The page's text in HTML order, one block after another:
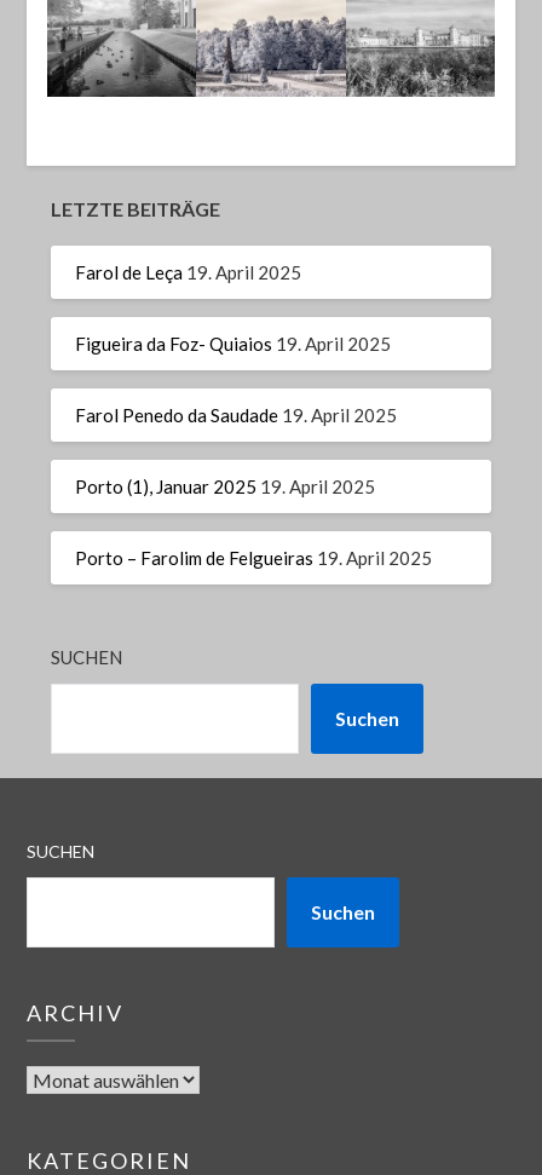
LETZTE BEITRÄGE
Farol de Leça 19. April 2025
Figueira da Foz- Quiaios 19. April 2025
Farol Penedo da Saudade 19. April 2025
Porto (1), Januar 2025 19. April 2025
Porto – Farolim de Felgueiras 19. April 2025
SUCHEN
Suchen
SUCHEN
Suchen
ARCHIV
KATEGORIEN